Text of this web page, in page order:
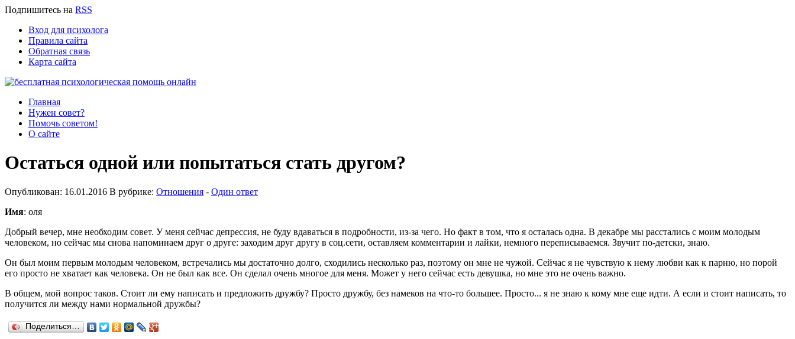
Подпишитесь на RSS
Вход для психолога
Правила сайта
Обратная связь
Карта сайта
Главная
Нужен совет?
Помочь советом!
О сайте
Остаться одной или попытаться стать другом?
Опубликован: 16.01.2016 В рубрике: Отношения - Один ответ
Имя: оля
Добрый вечер, мне необходим совет. У меня сейчас депрессия, не буду вдаваться в подробности, из-за чего. Но факт в том, что я осталась одна. В декабре мы расстались с моим молодым
человеком, но сейчас мы снова напоминаем друг о друге: заходим друг другу в соц.сети, оставляем комментарии и лайки, немного переписываемся. Звучит по-детски, знаю.
Он был моим первым молодым человеком, встречались мы достаточно долго, сходились несколько раз, поэтому он мне не чужой. Сейчас я не чувствую к нему любви как к парню, но порой
его просто не хватает как человека. Он не был как все. Он сделал очень многое для меня. Может у него сейчас есть девушка, но мне это не очень важно.
В общем, мой вопрос таков. Стоит ли ему написать и предложить дружбу? Просто дружбу, без намеков на что-то большее. Просто... я не знаю к кому мне еще идти. А если и стоит написать, то
получится ли между нами нормальной дружбы?
Поделиться…